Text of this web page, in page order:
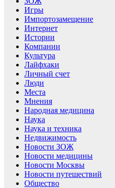
Игры
Импортозамещение
Интернет
Истории
Компании
Культура
Лайфхаки
Личный счет
Люди
Места
Мнения
Народная медицина
Наука
Наука и техника
Недвижимость
Новости ЗОЖ
Новости медицины
Новости Москвы
Новости путешествий
Общество